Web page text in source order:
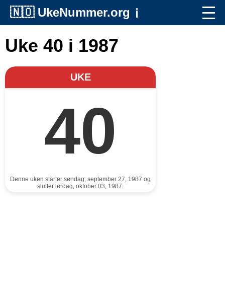
🇳🇴 UkeNummer.org ℹ️
Uke 40 i 1987
UKE
40
Denne uken starter søndag, september 27, 1987 og
slutter lørdag, oktober 03, 1987.